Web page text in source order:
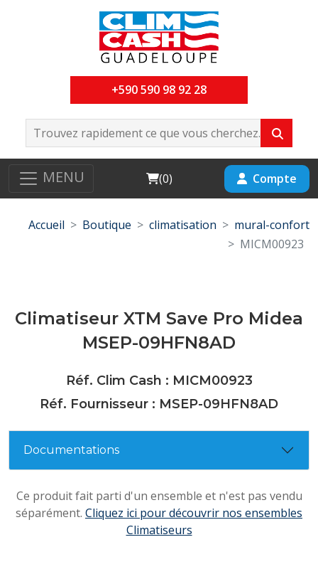
+590 590 98 92 28
MENU Cart
(0) Compte
Accueil Boutique climatisation
mural-confort
MICM00923
Climatiseur XTM Save Pro Midea
MSEP-09HFN8AD
Réf. Clim Cash : MICM00923
Réf. Fournisseur : MSEP-09HFN8AD
Documentations
Ce produit fait parti d'un ensemble et n'est pas vendu
séparément. Cliquez ici pour découvrir nos ensembles
Climatiseurs